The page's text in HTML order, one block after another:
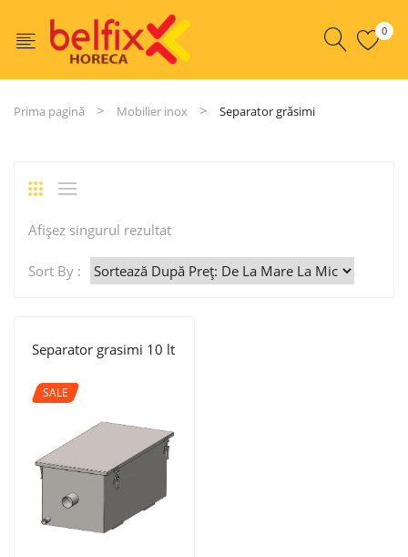
0
Prima pagină Mobilier inox Separator grăsimi
Afișez singurul rezultat
Sort By :
Separator grasimi 10 lt
SALE